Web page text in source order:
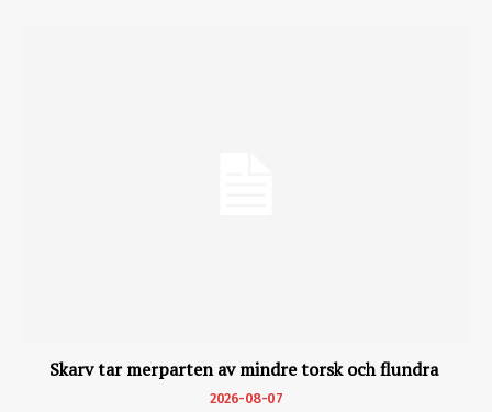
Skarv tar merparten av mindre torsk och flundra
2026-08-07